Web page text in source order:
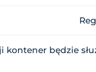
będzie